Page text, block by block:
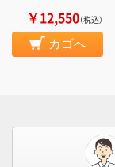
￥12,550（税込）
カゴへ